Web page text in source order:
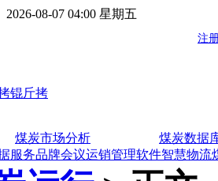
2026-08-07 04:00 星期五
煤炭市场分析
煤炭数据
服务品牌会议运销管理软件智慧物流